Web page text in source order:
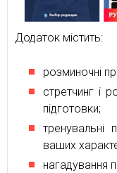
Додаток містить:
розминочні
стретчинг і
підготовки;
тренувальні
ваших
нагадування